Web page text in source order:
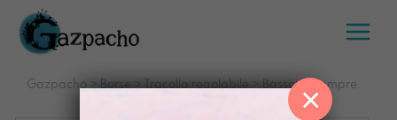
Salta
contenuto
Gazpacho > Borse > Tracolla regolabile > Bassotta Sempre
×